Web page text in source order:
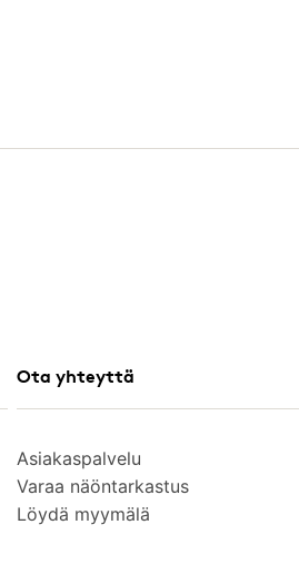
Ota yhteyttä
Asiakaspalvelu
Varaa näöntarkastus
Löydä myymälä